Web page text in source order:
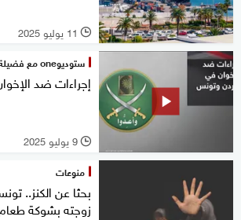
l 11 يوليو 2025
ستوديوone مع فضيلة
إجراءات ضد
l 9 يوليو 2025
منوعات
بحثا عن الكنز..
زوجته بشوكة طعام